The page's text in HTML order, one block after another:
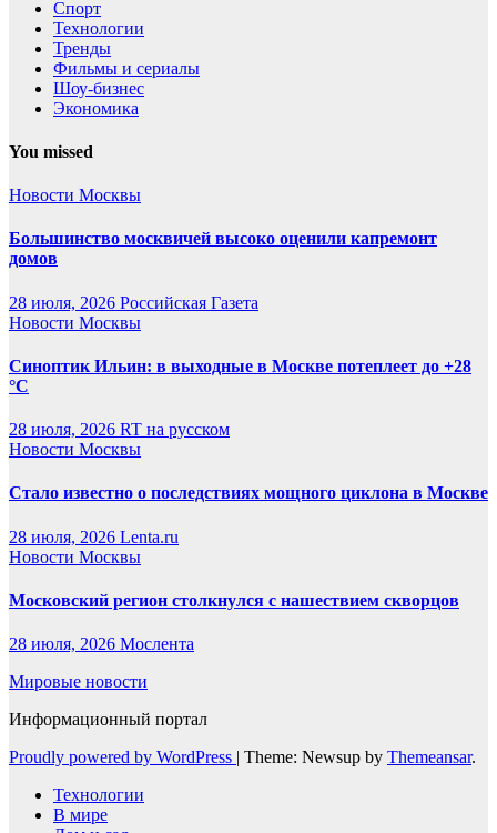
Спорт
Технологии
Тренды
Фильмы и сериалы
Шоу-бизнес
Экономика
You missed
Новости Москвы
Большинство москвичей высоко оценили капремонт
домов
28 июля, 2026 Российская Газета
Новости Москвы
Синоптик Ильин: в выходные в Москве потеплеет до +28
°C
28 июля, 2026 RT на русском
Новости Москвы
Стало известно о последствиях мощного циклона в Москве
28 июля, 2026 Lenta.ru
Новости Москвы
Московский регион столкнулся с нашествием скворцов
28 июля, 2026 Мослента
Мировые новости
Информационный портал
Proudly powered by WordPress | Theme: Newsup by Themeansar.
Технологии
В мире